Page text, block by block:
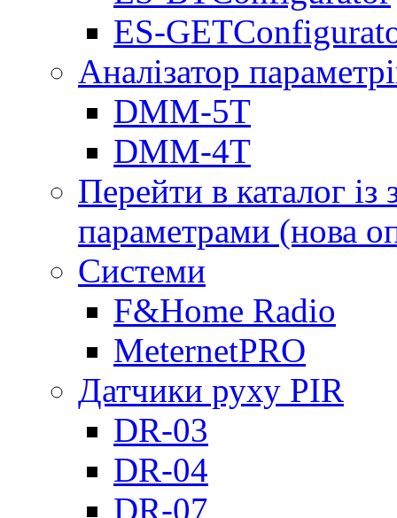
ES-
Аналізатор
DMM-5T
DMM-4T
Перейти в каталог
параметрами (нова
Системи
F&Home Radio
MeternetPRO
Датчики руху PIR
DR-03
DR-04
DR-07